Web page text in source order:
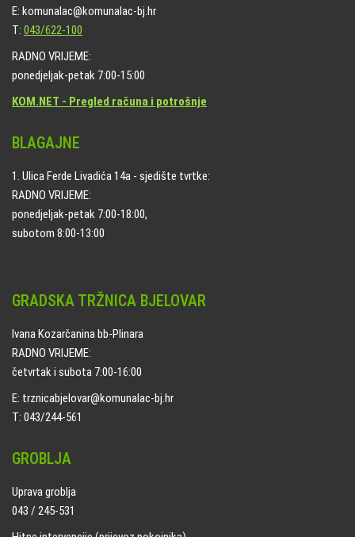
E: komunalac@komunalac-bj.hr
T: 043/622-100
RADNO VRIJEME:
ponedjeljak-petak 7:00-15:00
KOM.NET - Pregled računa i potrošnje
BLAGAJNE
1. Ulica Ferde Livadića 14a - sjedište tvrtke:
RADNO VRIJEME:
ponedjeljak-petak 7:00-18:00,
subotom 8:00-13:00
GRADSKA TRŽNICA BJELOVAR
Ivana Kozarčanina bb-Plinara
RADNO VRIJEME:
četvrtak i subota 7:00-16:00
E: trznicabjelovar@komunalac-bj.hr
T: 043/244-561
GROBLJA
Uprava groblja
043 / 245-531